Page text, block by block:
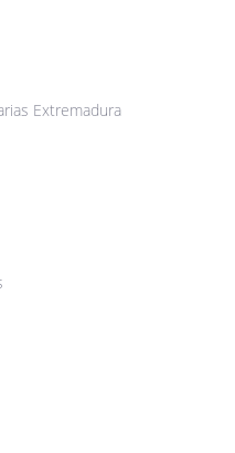
Extremadura